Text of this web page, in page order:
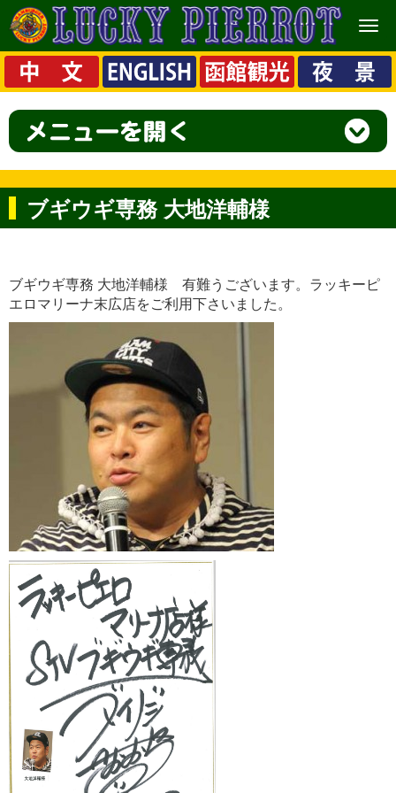
メ
ニ
ュ
ー
ブギウギ専務 大地洋輔様
ブギウギ専務 大地洋輔様 有難うございます。ラッキーピ
エロマリーナ末広店をご利用下さいました。